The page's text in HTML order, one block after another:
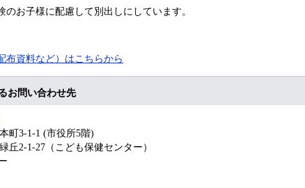
お子様に配慮して別出しにしています。
布資料など）はこちらから
お問い合わせ先
町3-1-1 (市役所5階)
丘2-1-27（こども保健センター）